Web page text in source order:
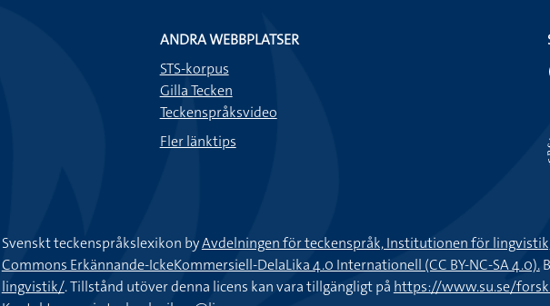
ANDRA WEBBPLATSER
STS-korpus
Gilla Tecken
Teckenspråksvideo
Fler länktips
Svenskt teckenspråkslexikon byAvdelningen för teckenspråk, Institutionen för
Commons Erkännande-IckeKommersiell-DelaLika 4.0 Internationell (CC BY-NC-SA 4.0).
lingvistik/. Tillstånd utöver denna licens kan vara tillgängligt på https://www.su.se/